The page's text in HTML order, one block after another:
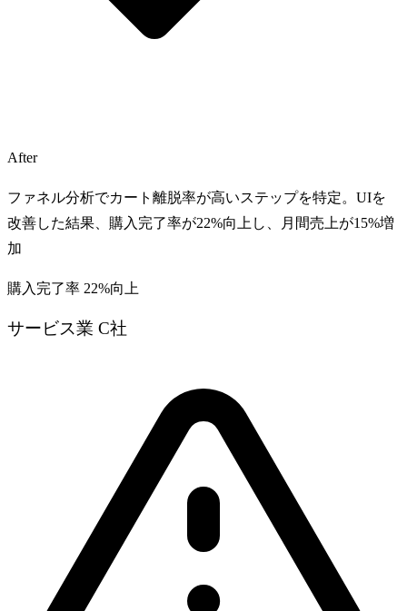
After
ファネル分析でカート離脱率が高いステップを特定。UIを
改善した結果、購入完了率が22%向上し、月間売上が15%増
加
購入完了率 22%向上
サービス業 C社